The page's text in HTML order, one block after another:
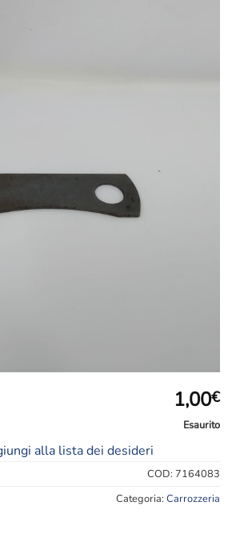
1,00€
Esaurito
alla lista dei desideri
COD: 7164083
Categoria: Carrozzeria